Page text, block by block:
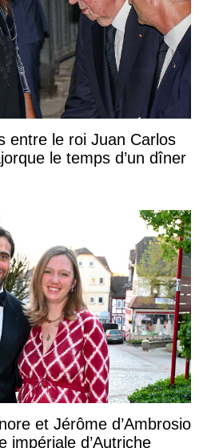
entre le roi Juan Carlos
le temps d’un dîner
et Jérôme d’Ambrosio
impériale d’Autriche